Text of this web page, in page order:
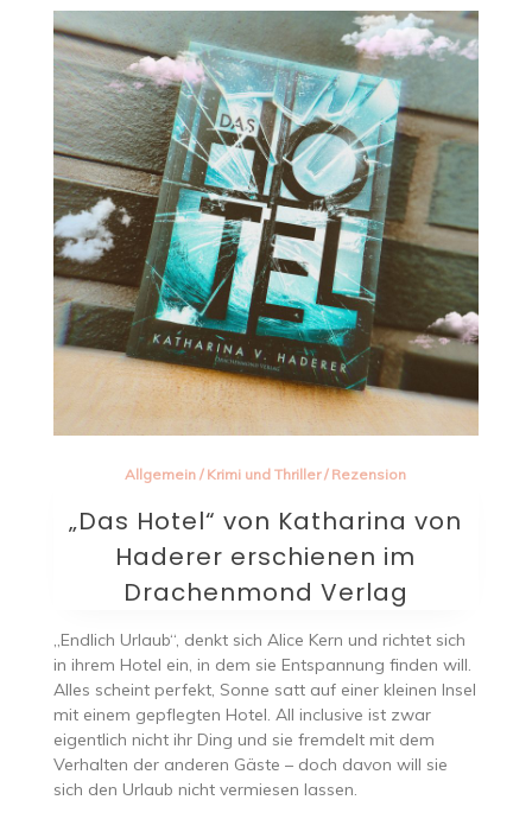
Allgemein / Krimi und Thriller/ Rezension
„Das Hotel“ von Katharina von
Haderer erschienen im
Drachenmond Verlag
„Endlich Urlaub“, denkt sich Alice Kern und richtet sich
in ihrem Hotel ein, in dem sie Entspannung finden will.
Alles scheint perfekt, Sonne satt auf einer kleinen Insel
mit einem gepflegten Hotel. All inclusive ist zwar
eigentlich nicht ihr Ding und sie fremdelt mit dem
Verhalten der anderen Gäste – doch davon will sie
sich den Urlaub nicht vermiesen lassen.